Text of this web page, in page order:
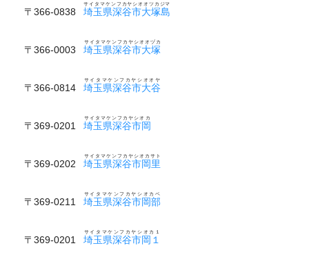
〒366-0838 埼玉県深谷市大塚島
サイタマケンフカヤシオオツカジマ
〒366-0003 埼玉県深谷市大塚
サイタマケンフカヤシオオヅカ
〒366-0814 埼玉県深谷市大谷
サイタマケンフカヤシオオヤ
〒369-0201 埼玉県深谷市岡
サイタマケンフカヤシオカ
〒369-0202 埼玉県深谷市岡里
サイタマケンフカヤシオカサト
〒369-0211 埼玉県深谷市岡部
サイタマケンフカヤシオカベ
〒369-0201 埼玉県深谷市岡１
サイタマケンフカヤシオカ１